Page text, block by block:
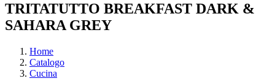
TRITATUTTO BREAKFAST DARK &
SAHARA GREY
Home
Catalogo
Cucina